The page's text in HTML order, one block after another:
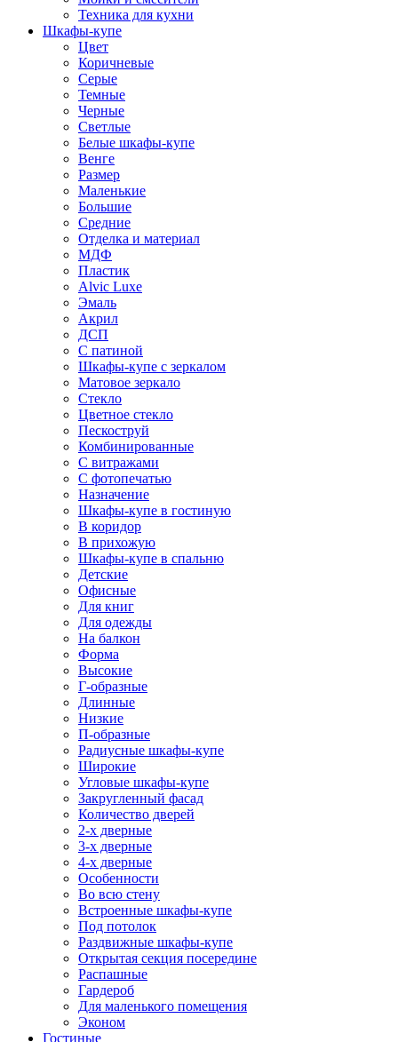
Техника для кухни
Шкафы-купе
Цвет
Коричневые
Серые
Темные
Черные
Светлые
Белые шкафы-купе
Венге
Размер
Маленькие
Большие
Средние
Отделка и материал
МДФ
Пластик
Alvic Luxe
Эмаль
Акрил
ДСП
С патиной
Шкафы-купе с зеркалом
Матовое зеркало
Стекло
Цветное стекло
Пескоструй
Комбинированные
С витражами
С фотопечатью
Назначение
Шкафы-купе в гостиную
В коридор
В прихожую
Шкафы-купе в спальню
Детские
Офисные
Для книг
Для одежды
На балкон
Форма
Высокие
Г-образные
Длинные
Низкие
П-образные
Радиусные шкафы-купе
Широкие
Угловые шкафы-купе
Закругленный фасад
Количество дверей
2-х дверные
3-х дверные
4-х дверные
Особенности
Во всю стену
Встроенные шкафы-купе
Под потолок
Раздвижные шкафы-купе
Открытая секция посередине
Распашные
Гардероб
Для маленького помещения
Эконом
Гостиные